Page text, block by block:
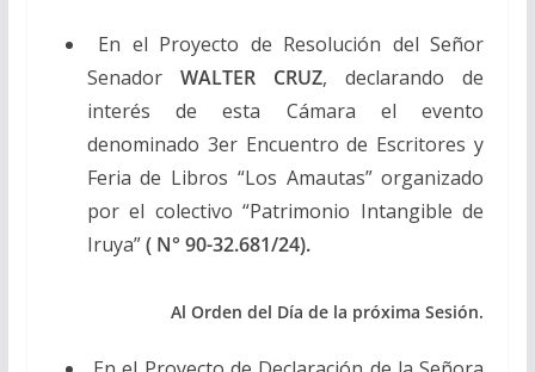
En el Proyecto de Resolución del Señor
Senador WALTER CRUZ, declarando de
interés de esta Cámara el evento
denominado 3er Encuentro de Escritores y
Feria de Libros “Los Amautas” organizado
por el colectivo “Patrimonio Intangible de
Iruya”( N° 90-32.681/24).
Al Orden del Día de la próxima Sesión.